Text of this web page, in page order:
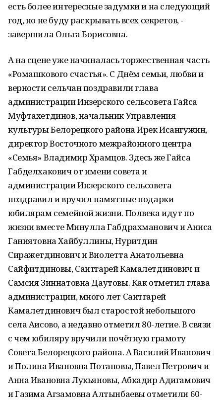
есть более интересные задумки и на следующий
год, но не буду раскрывать всех секретов, -
завершила Ольга Борисовна.
А на сцене уже начиналась торжественная часть
«Ромашкового счастья». С Днём семьи, любви и
верности сельчан поздравили глава
администрации Инзерского сельсовета Гайса
Муфтахетдинов, начальник Управления
культуры Белорецкого района Ирек Исангужин,
директор Восточного межрайонного центра
«Семья» Владимир Храмцов. Здесь же Гайса
Габделхакович от имени совета и
администрации Инзерского сельсовета
поздравил и вручил памятные подарки
юбилярам семейной жизни. Полвека идут по
жизни вместе Минулла Габдрахманович и Аниса
Ганиятовна Хайбуллины, Нуритдин
Сиражетдинович и Виолетта Анатольевна
Сайфитдиновы, Саитгарей Камалетдинович и
Самсия Зиннатовна Даутовы. Как отметил глава
администрации, много лет Саитгарей
Камалетдинович был старостой небольшого
села Аисово, а недавно отметил 80-летие. В связи
с чем юбиляру вручили почётную грамоту
Совета Белорецкого района. А Василий Иванович
и Полина Ивановна Потаповы, Павел Петрович и
Анна Ивановна Лукьяновы, Абкадир Адигамович
и Газима Агзамовна Алтынбаевы отметили 60-